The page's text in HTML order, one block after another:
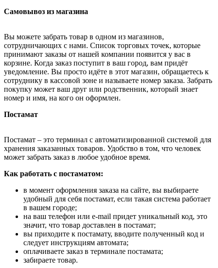
Самовывоз из магазина
Вы можете забрать товар в одном из магазинов,
сотрудничающих с нами. Список торговых точек, которые
принимают заказы от нашей компании появится у вас в
корзине. Когда заказ поступит в ваш город, вам придёт
уведомление. Вы просто идёте в этот магазин, обращаетесь к
сотруднику в кассовой зоне и называете номер заказа. Забрать
покупку может ваш друг или родственник, который знает
номер и имя, на кого он оформлен.
Постамат
Постамат – это терминал с автоматизированной системой для
хранения заказанных товаров. Удобство в том, что человек
может забрать заказ в любое удобное время.
Как работать с постаматом:
в момент оформления заказа на сайте, вы выбираете
удобный для себя постамат, если такая система работает
в вашем городе;
на ваш телефон или e-mail придет уникальный код, это
значит, что товар доставлен в постамат;
вы приходите к постамату, вводите полученный код и
следует инструкциям автомата;
оплачиваете заказ в терминале постамата;
забираете товар.